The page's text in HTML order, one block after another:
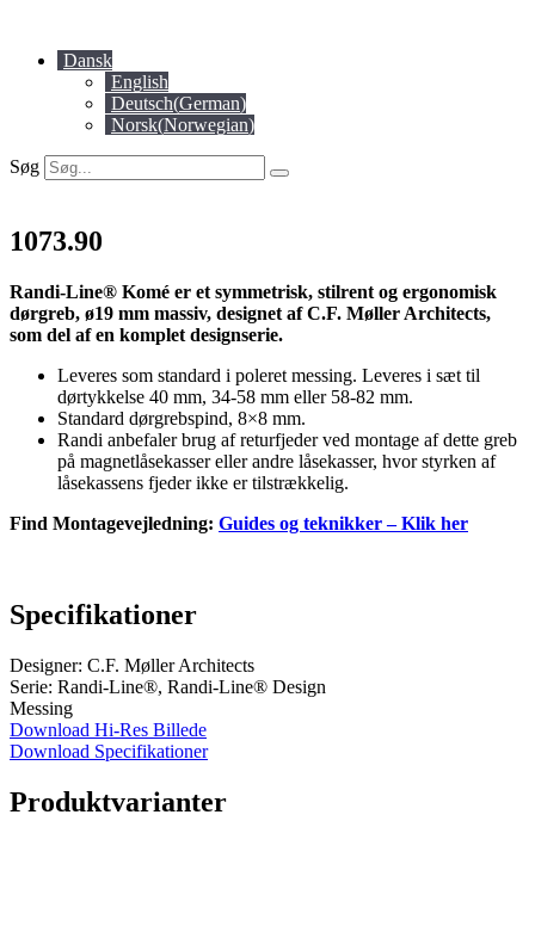
indholdDansk
English
Deutsch(German)
Norsk(Norwegian)
Søg
1073.90
Randi-Line® Komé er et symmetrisk, stilrent og ergonomisk
dørgreb, ø19 mm massiv, designet af C.F. Møller Architects,
som del af en komplet design­serie.
Leveres som standard i poleret messing. Leveres i sæt til
dørtykkelse 40 mm, 34-58 mm eller 58-82 mm.
Standard dørgrebspind, 8×8 mm.
Randi anbefaler brug af returfjeder ved montage af dette greb
på magnetlåsekasser eller andre låsekasser, hvor styrken af
låsekassens fjeder ikke er tilstrækkelig.
Find Montagevejledning: Guides og teknikker – Klik her
Specifikationer
Designer: C.F. Møller Architects
Serie: Randi-Line®, Randi-Line® Design
Messing
Download Hi-Res Billede
Download Specifikationer
Produktvarianter